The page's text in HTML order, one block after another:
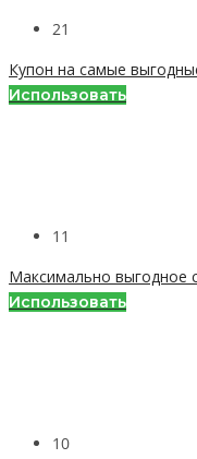
21
Купон на самые
Использовать
11
Максимально выгодное
Использовать
10